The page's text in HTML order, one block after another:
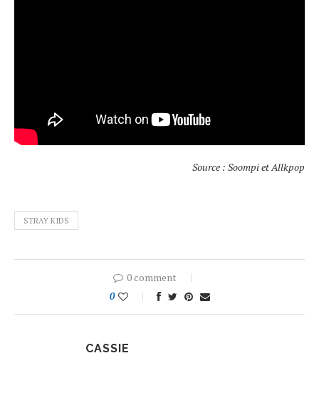
Source : Soompi et Allkpop
STRAY KIDS
0 comment
0
CASSIE